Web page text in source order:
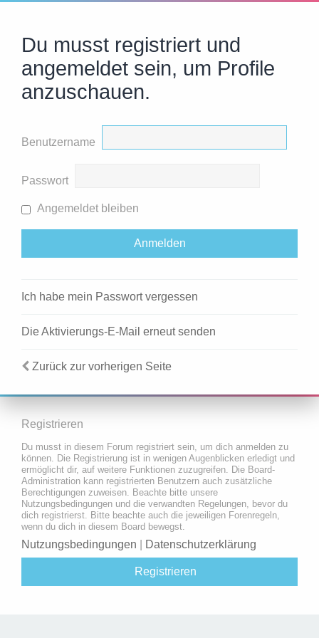
Du musst registriert und
angemeldet sein, um Profile
anzuschauen.
Benutzername
Passwort
Angemeldet bleiben
Ich habe mein Passwort vergessen
Die Aktivierungs-E-Mail erneut senden
Zurück zur vorherigen Seite
Registrieren
Du musst in diesem Forum registriert sein, um dich anmelden zu
können. Die Registrierung ist in wenigen Augenblicken erledigt und
ermöglicht dir, auf weitere Funktionen zuzugreifen. Die Board-
Administration kann registrierten Benutzern auch zusätzliche
Berechtigungen zuweisen. Beachte bitte unsere
Nutzungsbedingungen und die verwandten Regelungen, bevor du
dich registrierst. Bitte beachte auch die jeweiligen Forenregeln,
wenn du dich in diesem Board bewegst.
Nutzungsbedingungen Datenschutzerklärung
Registrieren